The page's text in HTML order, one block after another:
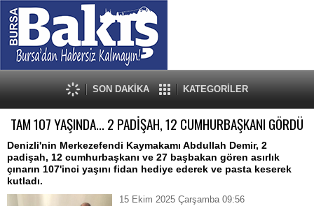
SON DAKİKA KATEGORİLER
TAM 107 YAŞINDA... 2 PADİŞAH, 12 CUMHURBAŞKANI GÖRDÜ
Denizli'nin Merkezefendi Kaymakamı Abdullah Demir, 2
padişah, 12 cumhurbaşkanı ve 27 başbakan gören asırlık
çınarın 107'inci yaşını fidan hediye ederek ve pasta keserek
kutladı.
15 Ekim 2025 Çarşamba 09:56